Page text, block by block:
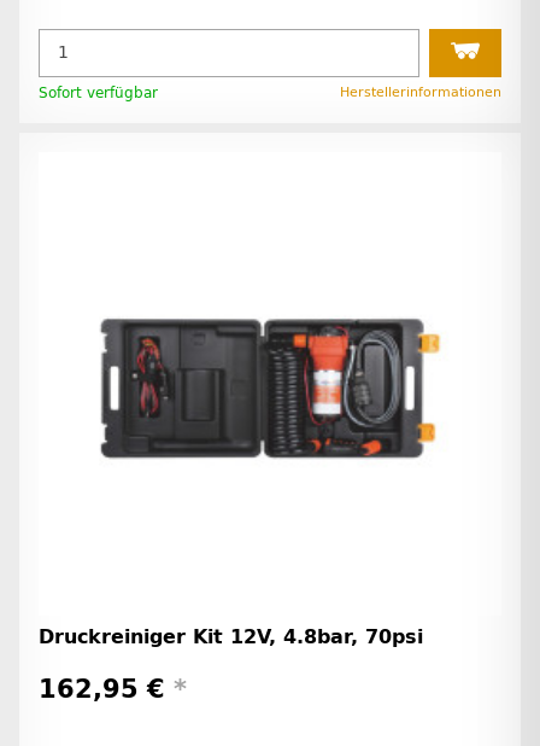
Sofort verfügbar Herstellerinformationen
Druckreiniger Kit 12V, 4.8bar, 70psi
162,95 € *